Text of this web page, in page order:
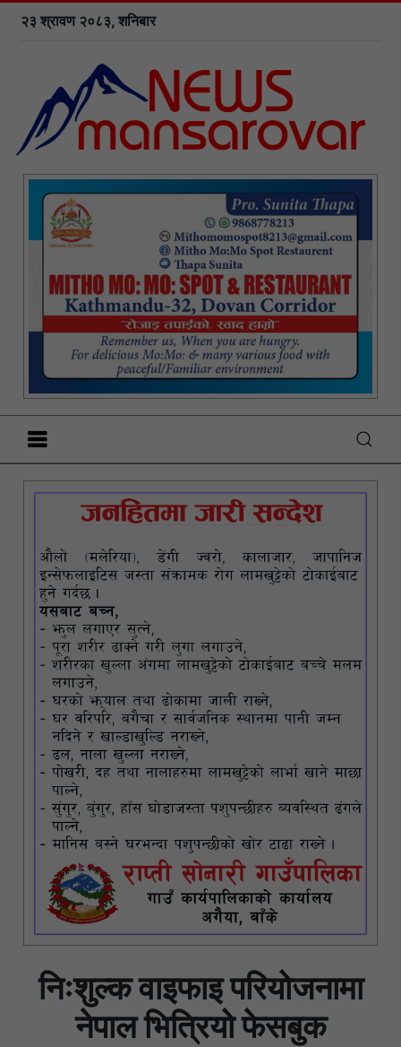
२३ श्रावण २०८३, शनिबार
निःशुल्क वाइफाइ परियोजनामा
नेपाल भित्रियो फेसबुक